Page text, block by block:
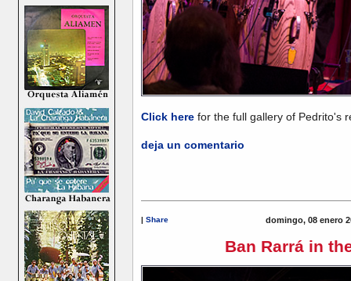
Click here for the full gallery of Pedrito's
deja un comentario
| Share domingo, 08 enero
Ban Rarrá in